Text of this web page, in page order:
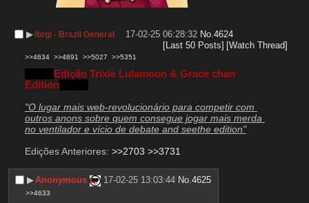
▶︎/brg/ - Brazil General 17-02-25 06:28:32 No.4624
[Last 50 Posts] [Watch Thread]
>>4634 >>4891 >>5027 >>5351
Edição Trixie Lulamoon & Grace chan
Edition
"O lugar mais web-revolucionário para competir com
outros anons sobre quem consegue jogar mais merda
no ventilador e vício de debate and seethe edition"
Edições Anteriores: >>2703 >>3731
▶︎Anonymous 17-02-25 13:03:44 No.4625
>>4633